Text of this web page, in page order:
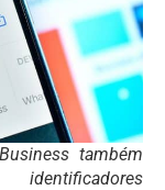
também